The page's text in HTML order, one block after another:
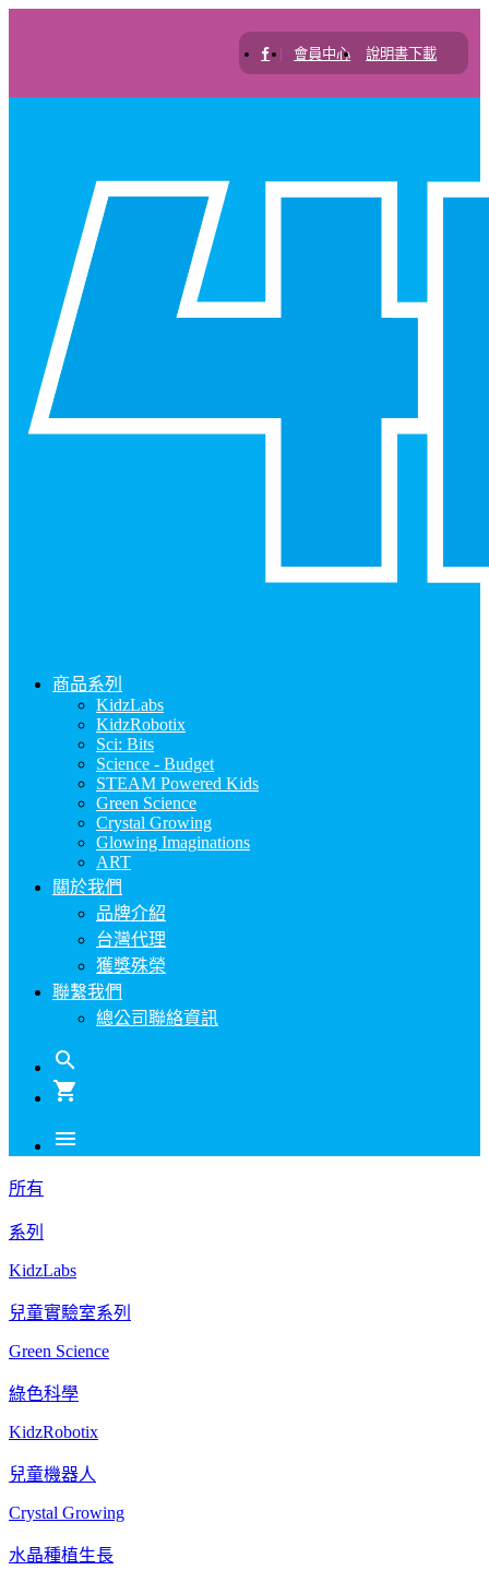
| 會員中心 說明書下載
商品系列
KidzLabs
KidzRobotix
Sci: Bits
Science - Budget
STEAM Powered Kids
Green Science
Crystal Growing
Glowing Imaginations
ART
關於我們
品牌介紹
台灣代理
獲獎殊榮
聯繫我們
總公司聯絡資訊
search
shopping_cart
menu
所有
系列
KidzLabs
兒童實驗室系列
Green Science
綠色科學
KidzRobotix
兒童機器人
Crystal Growing
水晶種植生長